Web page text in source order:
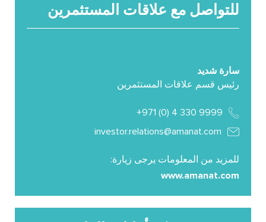
للتواصل مع علاقات المستثمرين
سارة شديد
رئيس قسم علاقات المستثمرين
9999 330 4 (0) 971+
investor.relations@amanat.com
للمزيد من المعلومات يرجى زيارة:
www.amanat.com